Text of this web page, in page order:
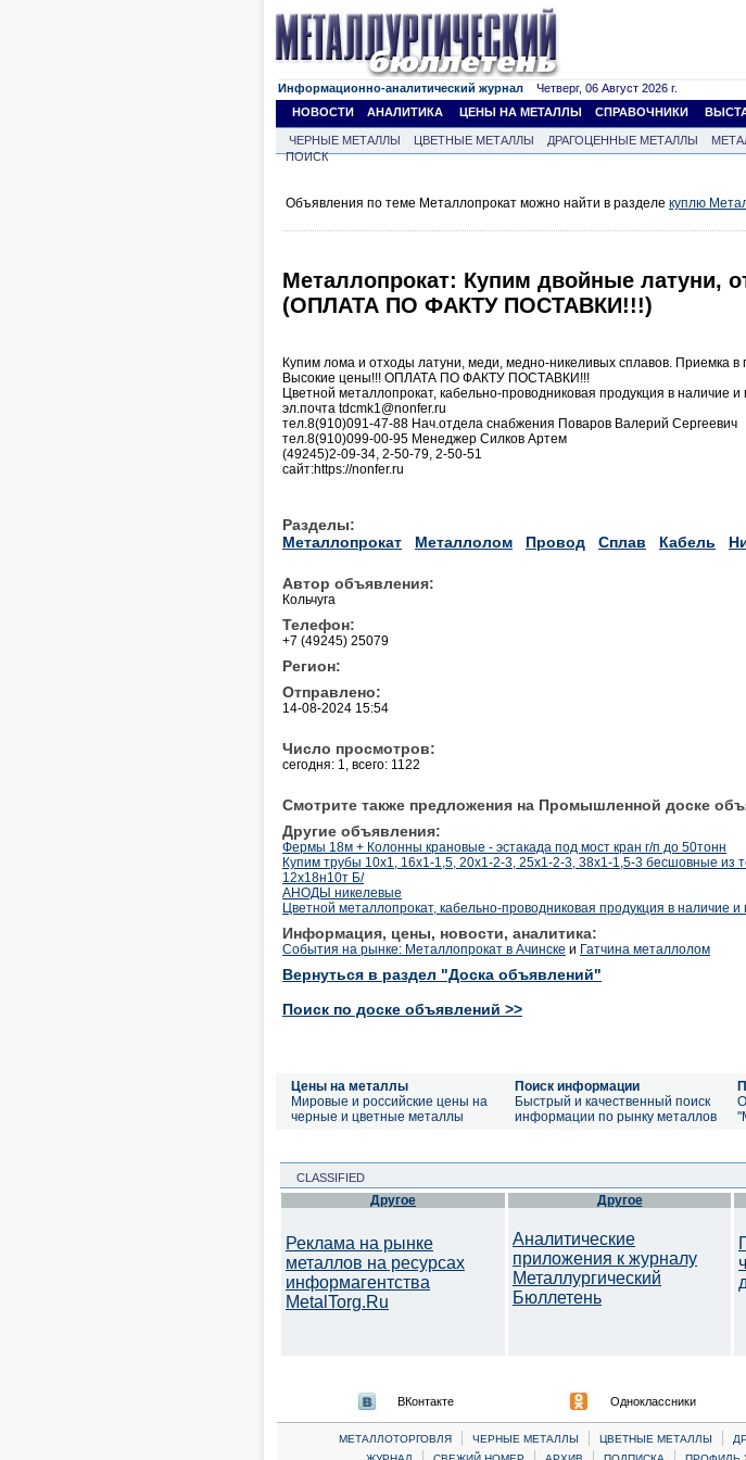
Информационно-аналитический журнал Четверг, 06 Август 2026 г.
НОВОСТИ
АНАЛИТИКА ЦЕНЫ НА МЕТАЛЛЫ СПРАВОЧНИКИ
ЧЕРНЫЕ МЕТАЛЛЫ ЦВЕТНЫЕ МЕТАЛЛЫ ДРАГОЦЕННЫЕ МЕТАЛЛЫ
ПОИСК
Объявления по теме Металлопрокат можно найти в разделе куплю
Металлопрокат: Купим двойные латуни,
(ОПЛАТА ПО ФАКТУ ПОСТАВКИ!!!)
Купим лома и отходы латуни, меди, медно-никеливых сплавов. Приемка в
Высокие цены!!! ОПЛАТА ПО ФАКТУ ПОСТАВКИ!!!
Цветной металлопрокат, кабельно-проводниковая продукция в наличие и
эл.почта tdcmk1@nonfer.ru
тел.8(910)091-47-88 Нач.отдела снабжения Поваров Валерий Сергеевич
тел.8(910)099-00-95 Менеджер Силков Артем
(49245)2-09-34, 2-50-79, 2-50-51
сайт:https://nonfer.ru
Разделы:
Металлопрокат
Металлолом Провод Сплав Кабель
Автор объявления:
Кольчуга
Телефон:
+7 (49245) 25079
Регион:
Отправлено:
14-08-2024 15:54
Число просмотров:
сегодня: 1, всего: 1122
Смотрите также предложения на Промышленной доске
Другие объявления:
Фермы 18м + Колонны крановые - эстакада под мост кран г/п до 50тонн
Купим трубы 10х1, 16х1-1,5, 20х1-2-3, 25х1-2-3, 38х1-1,5-3 бесшовные из
12х18н10т Б/
АНОДЫ никелевые
Цветной металлопрокат, кабельно-проводниковая продукция в наличие и
Информация, цены, новости, аналитика:
События на рынке: Металлопрокат в Ачинске и Гатчина металлолом
Вернуться в раздел "Доска объявлений"
Поиск по доске объявлений >>
Цены на металлы
Мировые и российские цены на
черные и цветные металлы
Поиск информации
Быстрый и качественный поиск
информации по рынку металлов
CLASSIFIED
Другое
Реклама на рынке
металлов на ресурсах
информагентства
MetalTorg.Ru
Другое
Аналитические
приложения к журналу
Металлургический
Бюллетень
ВКонтакте Одноклассники
МЕТАЛЛОТОРГОВЛЯ | ЧЕРНЫЕ МЕТАЛЛЫ | ЦВЕТНЫЕ МЕТАЛЛЫ |
| | | |